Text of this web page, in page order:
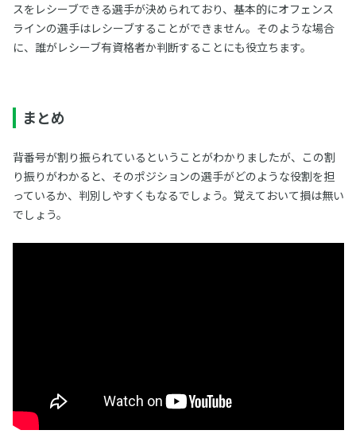
スをレシーブできる選手が決められており、基本的にオフェンス
ラインの選手はレシーブすることができません。そのような場合
に、誰がレシーブ有資格者か判断することにも役立ちます。
まとめ
背番号が割り振られているということがわかりましたが、この割
り振りがわかると、そのポジションの選手がどのような役割を担
っているか、判別しやすくもなるでしょう。覚えておいて損は無い
でしょう。